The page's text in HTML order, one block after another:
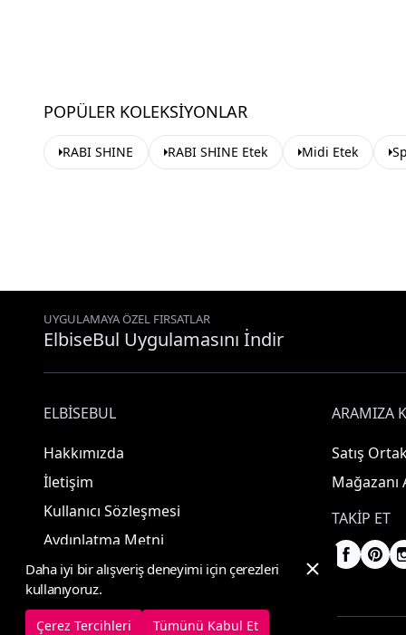
POPÜLER KOLEKSIYONLAR
RABI SHINE RABI SHINE Etek Midi Etek
UYGULAMAYA ÖZEL FIRSATLAR
ElbiseBul Uygulamasını İndir
ELBISEBUL
Hakkımızda
İletişim
Kullanıcı Sözleşmesi
Aydınlatma Metni
ARAMIZA
Satış
Mağazanı
TAKIP ET
Daha iyi bir alışveriş deneyimi için çerezleri
kullanıyoruz.
Çerez Tercihleri Tümünü Kabul Et